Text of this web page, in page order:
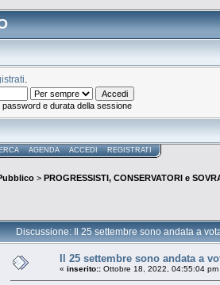
e durata della sessione
AGENDA ACCEDI REGISTRATI
> PROGRESSISTI, CONSERVATORI e
Discussione: Il 25 settembre sono andata a
Il 25 settembre sono andata a
« inserito:: Ottobre 18, 2022, 04:55:04 pm